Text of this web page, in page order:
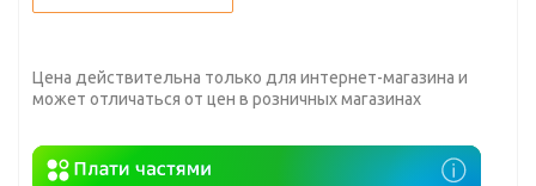
Цена действительна только для интернет-магазина и
может отличаться от цен в розничных магазинах